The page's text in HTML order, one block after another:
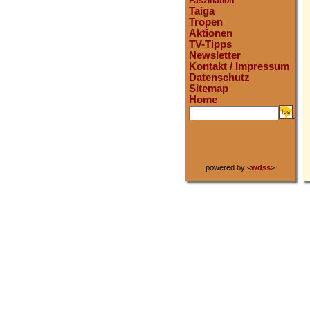
Taiga
Tropen
Aktionen
TV-Tipps
Newsletter
Kontakt / Impressum
Datenschutz
Sitemap
Home
.
powered by <wdss>